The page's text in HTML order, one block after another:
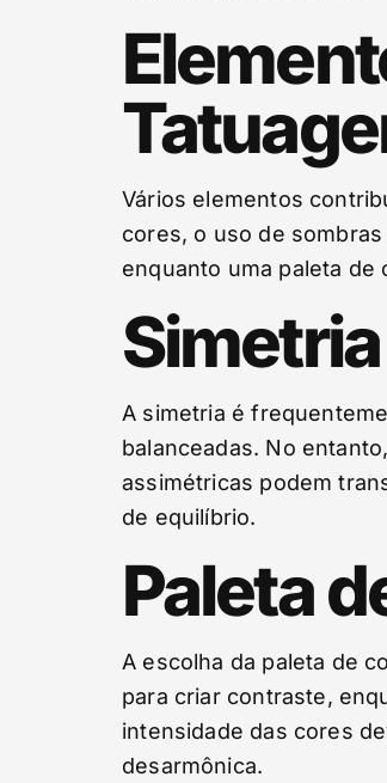
Vários elementos
cores, o uso de
enquanto uma paleta de
A simetria é
balanceadas. No
assimétricas podem
de equilíbrio.
Paleta
A escolha da paleta de
para criar contraste,
intensidade das cores
desarmônica.